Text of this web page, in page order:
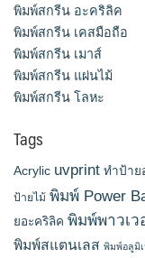
พิมพ์สกรีน อะคริลิค
พิมพ์สกรีน เคสมือถือ
พิมพ์สกรีน เมาส์
พิมพ์สกรีน แผ่นไม้
พิมพ์สกรีน โลหะ
Tags
Acrylic uvprint ทำป้าย
ป้ายไม้ พิมพ์ Power
ยอะคริลิค พิมพ์พาวเว
พิมพ์สแตนเลส พิมพ์อลูมิ